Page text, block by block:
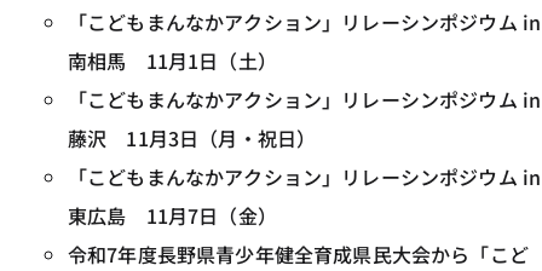
「こどもまんなかアクション」リレーシンポジウム in
南相馬 11月1日（土）
「こどもまんなかアクション」リレーシンポジウム in
藤沢 11月3日（月・祝日）
「こどもまんなかアクション」リレーシンポジウム in
東広島 11月7日（金）
令和7年度長野県青少年健全育成県民大会から「こど